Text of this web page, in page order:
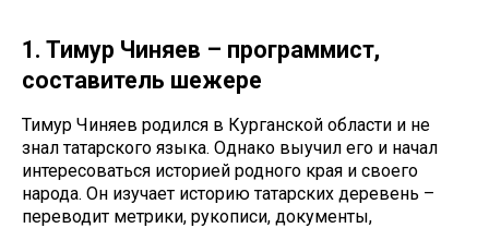
1. Тимур Чиняев – программист,
составитель шежере
Тимур Чиняев родился в Курганской области и не
знал татарского языка. Однако выучил его и начал
интересоваться историей родного края и своего
народа. Он изучает историю татарских деревень –
переводит метрики, рукописи, документы,